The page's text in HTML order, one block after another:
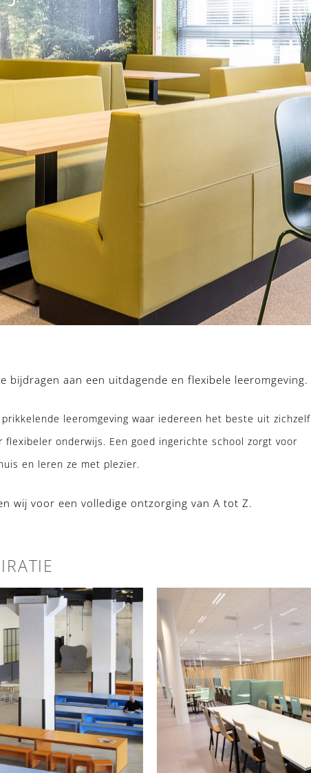
aan een uitdagende en flexibele leeromgeving.
leeromgeving waar iedereen het beste uit zichzelf
onderwijs. Een goed ingerichte school zorgt voor
en leren ze met plezier.
wij voor een volledige ontzorging van A tot Z.